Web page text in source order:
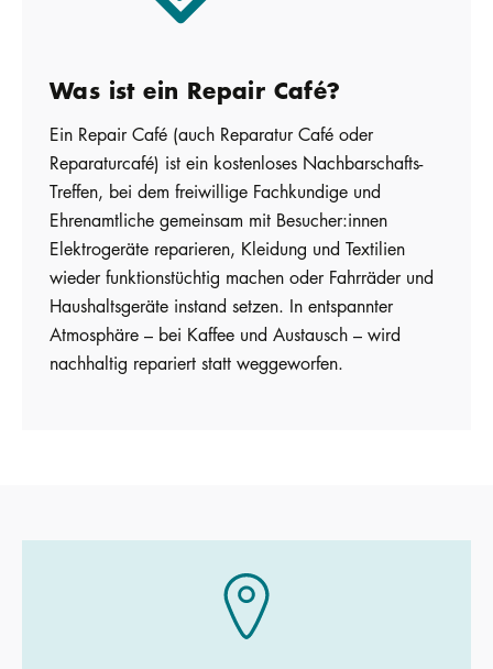
Was ist ein Repair Café?
Ein Repair Café (auch Reparatur Café oder
Reparaturcafé) ist ein kostenloses Nachbarschafts-
Treffen, bei dem freiwillige Fachkundige und
Ehrenamtliche gemeinsam mit Besucher:innen
Elektrogeräte reparieren, Kleidung und Textilien
wieder funktionstüchtig machen oder Fahrräder und
Haushaltsgeräte instand setzen. In entspannter
Atmosphäre – bei Kaffee und Austausch – wird
nachhaltig repariert statt weggeworfen.